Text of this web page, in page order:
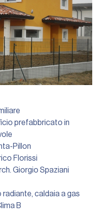
prefabbricato in
Pillon
Florissi
Giorgio Spaziani
radiante, caldaia a gas
B